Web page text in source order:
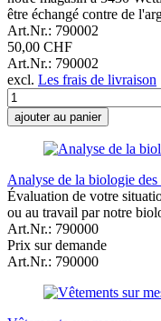
être échangé contre de
Art.Nr.: 790002
50,00 CHF
Art.Nr.: 790002
excl. Les frais de livraison
ajouter au panier
Analyse de la biologie des
Évaluation de votre
ou au travail par notre
Art.Nr.: 790000
Prix sur demande
Art.Nr.: 790000